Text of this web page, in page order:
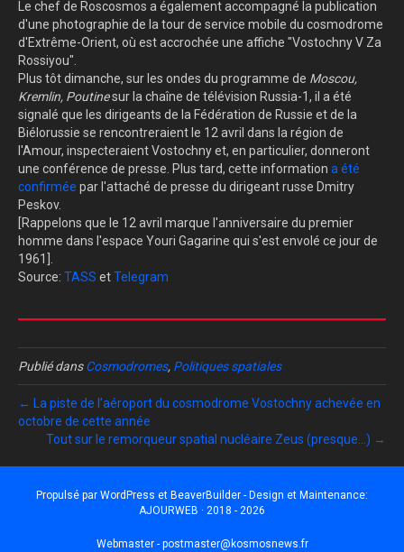
Le chef de Roscosmos a également accompagné la publication
d'une photographie de la tour de service mobile du cosmodrome
d'Extrême-Orient, où est accrochée une affiche "Vostochny V Za
Rossiyou".
Plus tôt dimanche, sur les ondes du programme de Moscou,
Kremlin, Poutinesur la chaîne de télévision Russia-1, il a été
signalé que les dirigeants de la Fédération de Russie et de la
Biélorussie se rencontreraient le 12 avril dans la région de
l'Amour, inspecteraient Vostochny et, en particulier, donneront
une conférence de presse. Plus tard, cette information a été
confirmée par l'attaché de presse du dirigeant russe Dmitry
Peskov.
[Rappelons que le 12 avril marque l'anniversaire du premier
homme dans l'espace Youri Gagarine qui s'est envolé ce jour de
1961].
Source: TASS etTelegram
Publié dansCosmodromes, Politiques spatiales
← La piste de l’aéroport du cosmodrome Vostochny achevée en
octobre de cette année
Tout sur le remorqueur spatial nucléaire Zeus (presque…) →
Propulsé par WordPress et BeaverBuilder - Design et Maintenance:
AJOURWEB · 2018 - 2026
Webmaster - postmaster@kosmosnews.fr